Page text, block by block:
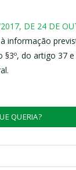
DE 24 DE
informação
§3º, do artigo 37
QUERIA?